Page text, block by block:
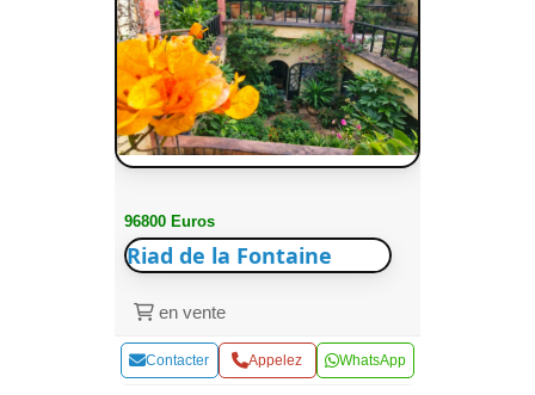
96800 Euros
Riad de la Fontaine
en vente
Contacter Appelez WhatsApp